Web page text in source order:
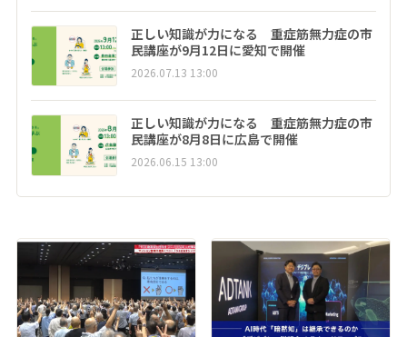
正しい知識が力になる 重症筋無力症の市
民講座が9月12日に愛知で開催
2026.07.13 13:00
正しい知識が力になる 重症筋無力症の市
民講座が8月8日に広島で開催
2026.06.15 13:00